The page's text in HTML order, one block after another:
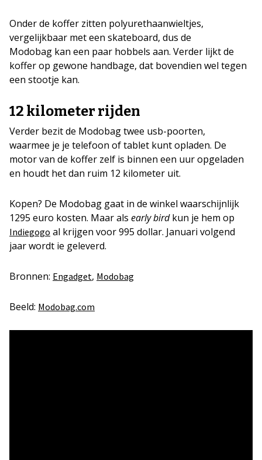
Onder de koffer zitten polyurethaanwieltjes,
vergelijkbaar met een skateboard, dus de
Modobag kan een paar hobbels aan. Verder lijkt de
koffer op gewone handbage, dat bovendien wel tegen
een stootje kan.
12 kilometer rijden
Verder bezit de Modobag twee usb-poorten,
waarmee je je telefoon of tablet kunt opladen. De
motor van de koffer zelf is binnen een uur opgeladen
en houdt het dan ruim 12 kilometer uit.
Kopen? De Modobag gaat in de winkel waarschijnlijk
1295 euro kosten. Maar als early birdkun je hem op
Indiegogo al krijgen voor 995 dollar. Januari volgend
jaar wordt ie geleverd.
Bronnen: Engadget, Modobag
Beeld: Modobag.com